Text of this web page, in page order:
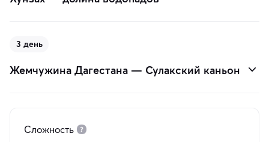
3 день
Жемчужина Дагестана — Сулакский каньон
Сложность